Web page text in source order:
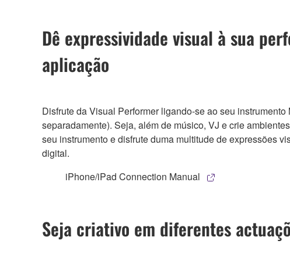
Dê expressividade visual à sua
aplicação
Disfrute da Visual Performer ligando-se ao seu
separadamente). Seja, além de músico, VJ e crie
seu instrumento e disfrute duma multitude de expressões
digital.
iPhone/iPad Connection Manual
Seja criativo em diferentes